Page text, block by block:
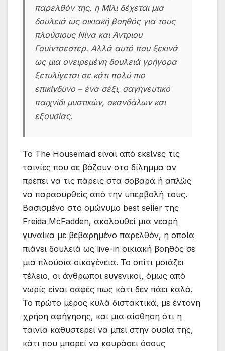
παρελθόν της, η Μίλι δέχεται μια
δουλειά ως οικιακή βοηθός για τους
πλούσιους Νίνα και Άντριου
Γουίντσεστερ. Αλλά αυτό που ξεκινά
ως μια ονειρεμένη δουλειά γρήγορα
ξετυλίγεται σε κάτι πολύ πιο
επικίνδυνο – ένα σέξι, σαγηνευτικό
παιχνίδι μυστικών, σκανδάλων και
εξουσίας.
Το The Housemaid είναι από εκείνες τις
ταινίες που σε βάζουν στο δίλημμα αν
πρέπει να τις πάρεις στα σοβαρά ή απλώς
να παρασυρθείς από την υπερβολή τους.
Βασισμένο στο ομώνυμο best seller της
Freida McFadden, ακολουθεί μια νεαρή
γυναίκα με βεβαρημένο παρελθόν, η οποία
πιάνει δουλειά ως live-in οικιακή βοηθός σε
μια πλούσια οικογένεια. Το σπίτι μοιάζει
τέλειο, οι άνθρωποι ευγενικοί, όμως από
νωρίς είναι σαφές πως κάτι δεν πάει καλά.
Το πρώτο μέρος κυλά διστακτικά, με έντονη
χρήση αφήγησης, και μια αίσθηση ότι η
ταινία καθυστερεί να μπει στην ουσία της,
κάτι που μπορεί να κουράσει όσους